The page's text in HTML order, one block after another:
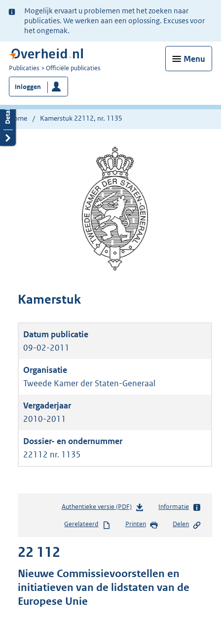
Ter
informatie:
Mogelijk ervaart u problemen met het zoeken naar
publicaties. We werken aan een oplossing. Excuses voor
het ongemak.
Menu
U
bent
nu
hier:
Publicaties Officiële publicaties
Inloggen
Home Kamerstuk 22112, nr. 1135
Kamerstuk
09-02-2011
Tweede Kamer der Staten-Generaal
2010-2011
22112 nr. 1135
Authentieke versie (PDF)b
s
s
g
Informatie
Gerelateerd Printen Delen
22 112
Nieuwe Commissievoorstellen en
initiatieven van de lidstaten van de
Europese Unie